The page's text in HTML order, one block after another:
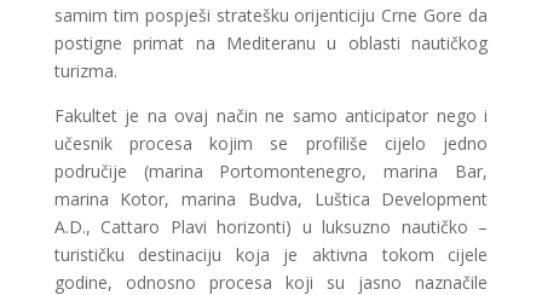
samim tim pospješi stratešku orijenticiju Crne Gore da
postigne primat na Mediteranu u oblasti nautičkog
turizma.
Fakultet je na ovaj način ne samo anticipator nego i
učesnik procesa kojim se profiliše cijelo jedno
područije (marina Portomontenegro, marina Bar,
marina Kotor, marina Budva, Luštica Development
A.D., Cattaro Plavi horizonti) u luksuzno nautičko –
turističku destinaciju koja je aktivna tokom cijele
godine, odnosno procesa koji su jasno naznačile